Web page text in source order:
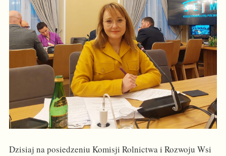
Dzisiaj na posiedzeniu Komisji Rolnictwa i Rozwoju Wsi